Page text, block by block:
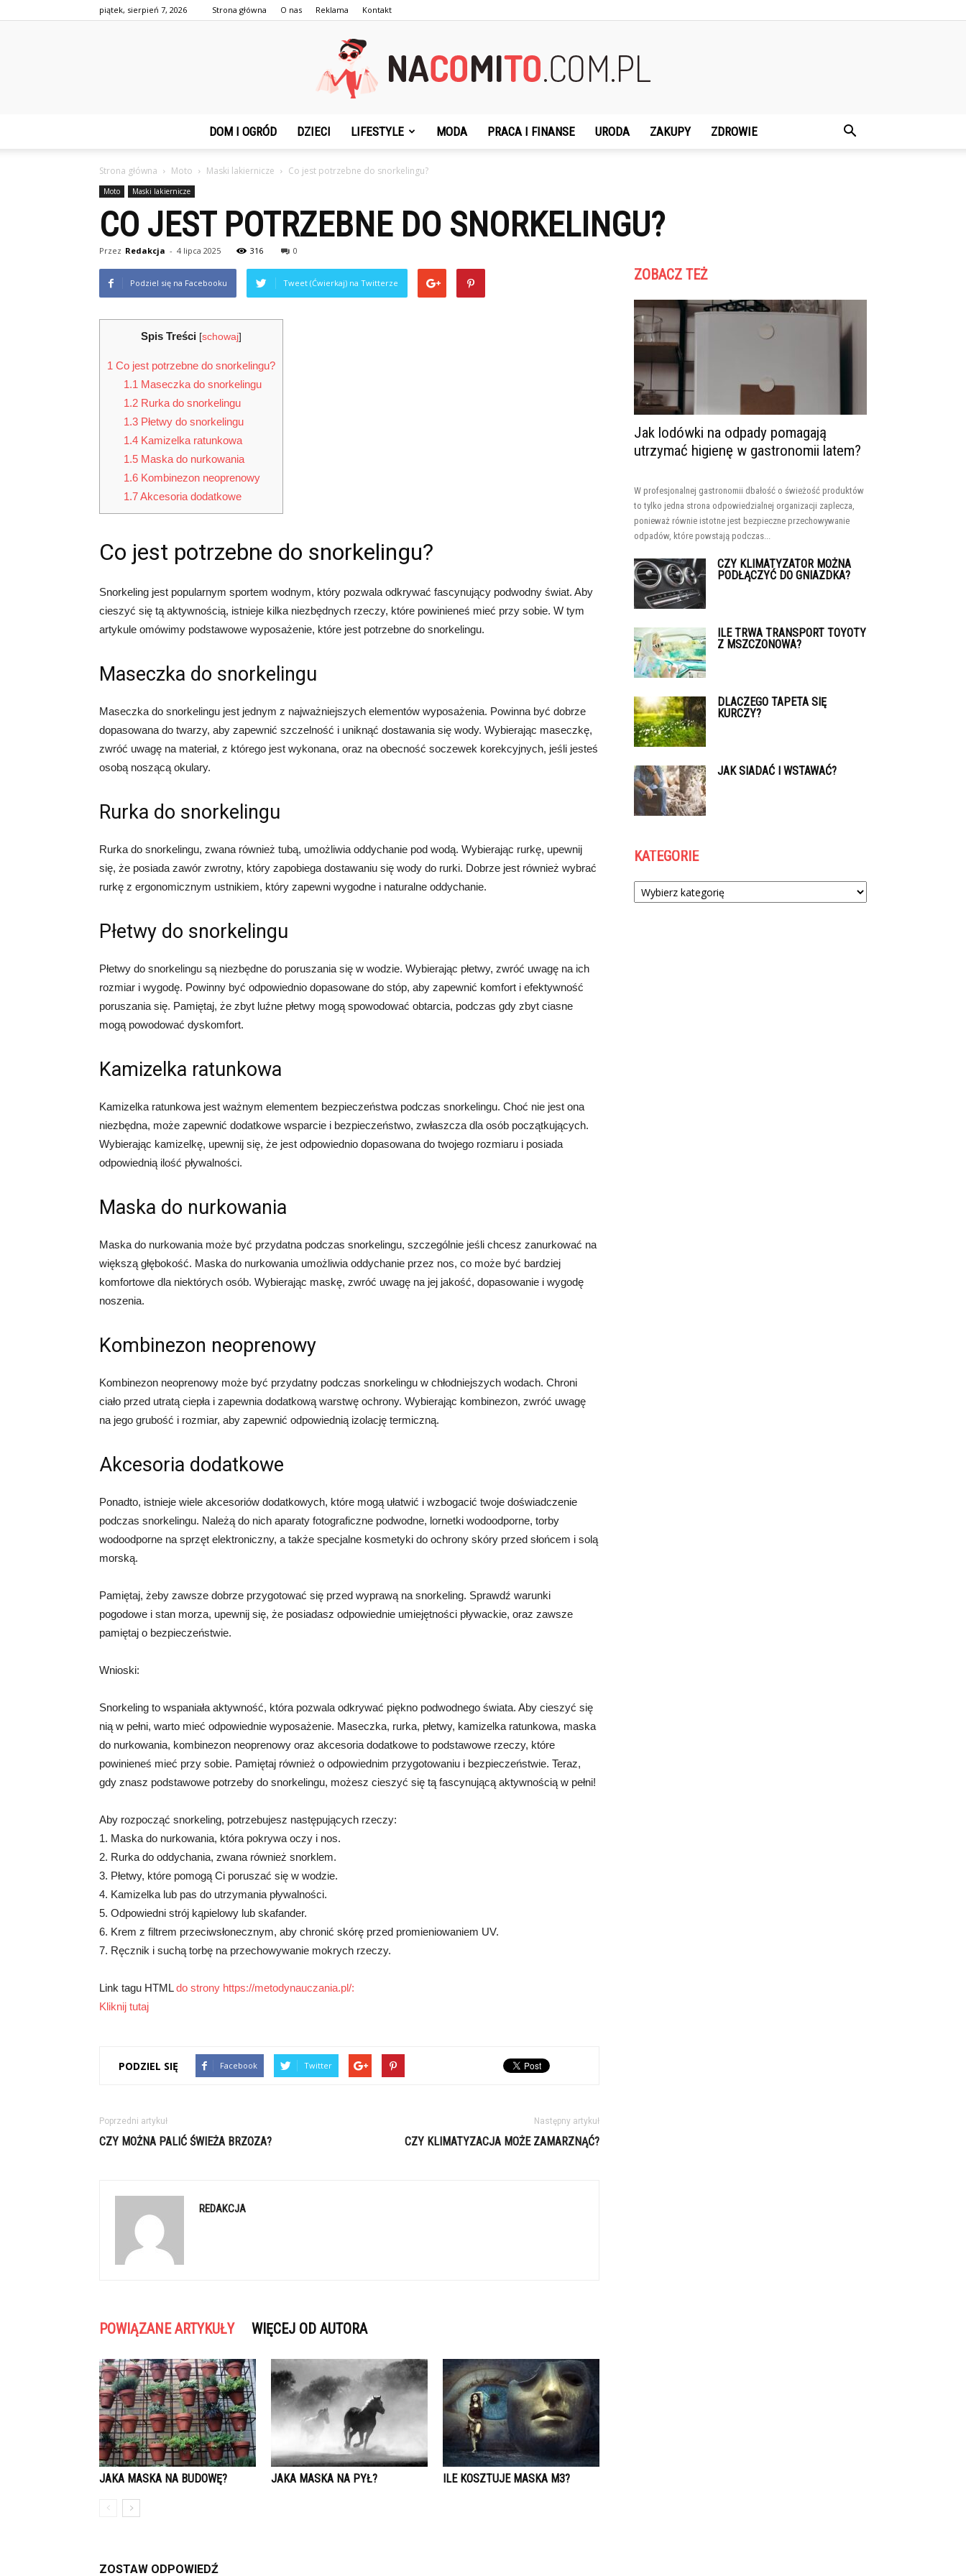
piątek, sierpień 7, 2026 Strona główna O nas Reklama Kontakt
DOM I OGRÓD DZIECI LIFESTYLE MODA PRACA I FINANSE URODA ZAKUPY ZDROWIE
Strona główna Moto Maski lakiernicze Co jest potrzebne do snorkelingu?
Moto Maski lakiernicze
CO JEST POTRZEBNE DO SNORKELINGU?
Przez Redakcja - 4 lipca 2025 316 0
Podziel się na Facebooku Tweet (Ćwierkaj) na Twitterze
Spis Treści [schowaj]
1 Co jest potrzebne do snorkelingu?
1.1 Maseczka do snorkelingu
1.2Rurka do snorkelingu
1.3Płetwy do snorkelingu
1.4Kamizelka ratunkowa
1.5Maska do nurkowania
1.6Kombinezon neoprenowy
1.7Akcesoria dodatkowe
Co jest potrzebne do snorkelingu?
Snorkeling jest popularnym sportem wodnym, który pozwala odkrywać fascynujący podwodny świat. Aby
cieszyć się tą aktywnością, istnieje kilka niezbędnych rzeczy, które powinieneś mieć przy sobie. W tym
artykule omówimy podstawowe wyposażenie, które jest potrzebne do snorkelingu.
Maseczka do snorkelingu
Maseczka do snorkelingu jest jednym z najważniejszych elementów wyposażenia. Powinna być dobrze
dopasowana do twarzy, aby zapewnić szczelność i uniknąć dostawania się wody. Wybierając maseczkę,
zwróć uwagę na materiał, z którego jest wykonana, oraz na obecność soczewek korekcyjnych, jeśli jesteś
osobą noszącą okulary.
Rurka do snorkelingu
Rurka do snorkelingu, zwana również tubą, umożliwia oddychanie pod wodą. Wybierając rurkę, upewnij
się, że posiada zawór zwrotny, który zapobiega dostawaniu się wody do rurki. Dobrze jest również wybrać
rurkę z ergonomicznym ustnikiem, który zapewni wygodne i naturalne oddychanie.
Płetwy do snorkelingu
Płetwy do snorkelingu są niezbędne do poruszania się w wodzie. Wybierając płetwy, zwróć uwagę na ich
rozmiar i wygodę. Powinny być odpowiednio dopasowane do stóp, aby zapewnić komfort i efektywność
poruszania się. Pamiętaj, że zbyt luźne płetwy mogą spowodować obtarcia, podczas gdy zbyt ciasne
mogą powodować dyskomfort.
Kamizelka ratunkowa
Kamizelka ratunkowa jest ważnym elementem bezpieczeństwa podczas snorkelingu. Choć nie jest ona
niezbędna, może zapewnić dodatkowe wsparcie i bezpieczeństwo, zwłaszcza dla osób początkujących.
Wybierając kamizelkę, upewnij się, że jest odpowiednio dopasowana do twojego rozmiaru i posiada
odpowiednią ilość pływalności.
Maska do nurkowania
Maska do nurkowania może być przydatna podczas snorkelingu, szczególnie jeśli chcesz zanurkować na
większą głębokość. Maska do nurkowania umożliwia oddychanie przez nos, co może być bardziej
komfortowe dla niektórych osób. Wybierając maskę, zwróć uwagę na jej jakość, dopasowanie i wygodę
noszenia.
Kombinezon neoprenowy
Kombinezon neoprenowy może być przydatny podczas snorkelingu w chłodniejszych wodach. Chroni
ciało przed utratą ciepła i zapewnia dodatkową warstwę ochrony. Wybierając kombinezon, zwróć uwagę
na jego grubość i rozmiar, aby zapewnić odpowiednią izolację termiczną.
Akcesoria dodatkowe
Ponadto, istnieje wiele akcesoriów dodatkowych, które mogą ułatwić i wzbogacić twoje doświadczenie
podczas snorkelingu. Należą do nich aparaty fotograficzne podwodne, lornetki wodoodporne, torby
wodoodporne na sprzęt elektroniczny, a także specjalne kosmetyki do ochrony skóry przed słońcem i solą
morską.
Pamiętaj, żeby zawsze dobrze przygotować się przed wyprawą na snorkeling. Sprawdź warunki
pogodowe i stan morza, upewnij się, że posiadasz odpowiednie umiejętności pływackie, oraz zawsze
pamiętaj o bezpieczeństwie.
Wnioski:
Snorkeling to wspaniała aktywność, która pozwala odkrywać piękno podwodnego świata. Aby cieszyć się
nią w pełni, warto mieć odpowiednie wyposażenie. Maseczka, rurka, płetwy, kamizelka ratunkowa, maska
do nurkowania, kombinezon neoprenowy oraz akcesoria dodatkowe to podstawowe rzeczy, które
powinieneś mieć przy sobie. Pamiętaj również o odpowiednim przygotowaniu i bezpieczeństwie. Teraz,
gdy znasz podstawowe potrzeby do snorkelingu, możesz cieszyć się tą fascynującą aktywnością w pełni!
Aby rozpocząć snorkeling, potrzebujesz następujących rzeczy:
1. Maska do nurkowania, która pokrywa oczy i nos.
2. Rurka do oddychania, zwana również snorklem.
3. Płetwy, które pomogą Ci poruszać się w wodzie.
4. Kamizelka lub pas do utrzymania pływalności.
5. Odpowiedni strój kąpielowy lub skafander.
6. Krem z filtrem przeciwsłonecznym, aby chronić skórę przed promieniowaniem UV.
7. Ręcznik i suchą torbę na przechowywanie mokrych rzeczy.
Link tagu HTMLdo strony https://metodynauczania.pl/:
Kliknij tutaj
PODZIEL SIĘ Facebook Twitter
Poprzedni artykuł
CZY MOŻNA PALIĆ ŚWIEŻA BRZOZA?
Następny artykuł
CZY KLIMATYZACJA MOŻE ZAMARZNĄĆ?
REDAKCJA
POWIĄZANE ARTYKUŁY WIĘCEJ OD AUTORA
JAKA MASKA NA BUDOWĘ? JAKA MASKA NA PYŁ? ILE KOSZTUJE MASKA M3?
ZOSTAW ODPOWIEDŹ
ZOBACZ TEŻ
Jak lodówki na odpady pomagają
utrzymać higienę w gastronomii latem?
W profesjonalnej gastronomii dbałość o świeżość produktów
to tylko jedna strona odpowiedzialnej organizacji zaplecza,
ponieważ równie istotne jest bezpieczne przechowywanie
odpadów, które powstają podczas...
CZY KLIMATYZATOR MOŻNA
PODŁĄCZYĆ DO GNIAZDKA?
ILE TRWA TRANSPORT TOYOTY
Z MSZCZONOWA?
DLACZEGO TAPETA SIĘ
KURCZY?
JAK SIADAĆ I WSTAWAĆ?
KATEGORIE
Kategorie